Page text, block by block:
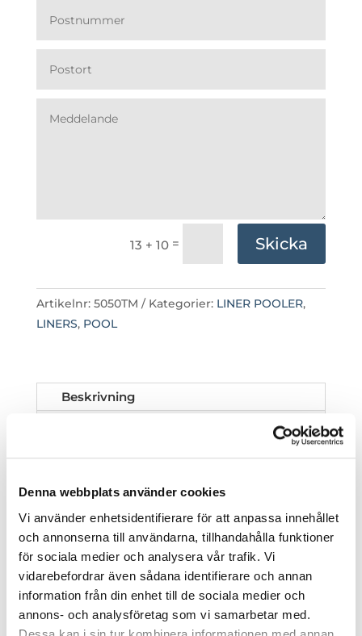
Denna webbplats använder cookies
Vi använder enhetsidentifierare för att anpassa innehållet
och annonserna till användarna, tillhandahålla funktioner
för sociala medier och analysera vår trafik. Vi
vidarebefordrar även sådana identifierare och annan
information från din enhet till de sociala medier och
annons- och analysföretag som vi samarbetar med.
13 + 10 = Skicka
Artikelnr: 5050TM Kategorier: LINER POOLER,
LINERS, POOL
Beskrivning
tjocklek 0,8 mm. Den har en lackad yta
gäller endast vid beställning av
poolpaket. För beställning av endast
liner ring för prisuppgift.